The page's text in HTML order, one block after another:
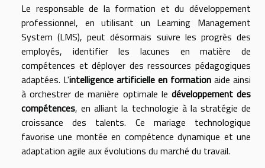
Le responsable de la formation et du développement
professionnel, en utilisant un Learning Management
System (LMS), peut désormais suivre les progrès des
employés, identifier les lacunes en matière de
compétences et déployer des ressources pédagogiques
adaptées. L'intelligence artificielle en formation aide ainsi
à orchestrer de manière optimale le développement des
compétences, en alliant la technologie à la stratégie de
croissance des talents. Ce mariage technologique
favorise une montée en compétence dynamique et une
adaptation agile aux évolutions du marché du travail.